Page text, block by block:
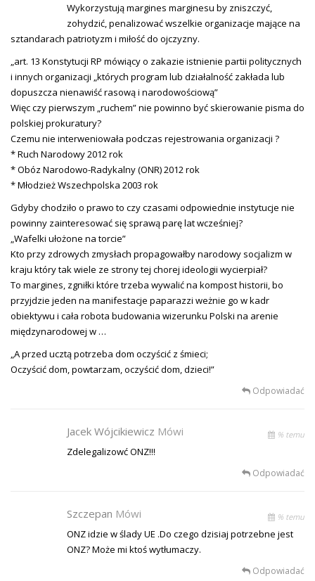
Wykorzystują margines marginesu by zniszczyć,
zohydzić, penalizować wszelkie organizacje mające na
sztandarach patriotyzm i miłość do ojczyzny.
„art. 13 Konstytucji RP mówiący o zakazie istnienie partii politycznych
i innych organizacji „których program lub działalność zakłada lub
dopuszcza nienawiść rasową i narodowościową”
Więc czy pierwszym „ruchem” nie powinno być skierowanie pisma do
polskiej prokuratury?
Czemu nie interweniowała podczas rejestrowania organizacji ?
* Ruch Narodowy 2012 rok
* Obóz Narodowo-Radykalny (ONR) 2012 rok
* Młodzież Wszechpolska 2003 rok
Gdyby chodziło o prawo to czy czasami odpowiednie instytucje nie
powinny zainteresować się sprawą parę lat wcześniej?
„Wafelki ułożone na torcie”
Kto przy zdrowych zmysłach propagowałby narodowy socjalizm w
kraju który tak wiele ze strony tej chorej ideologii wycierpiał?
To margines, zgniłki które trzeba wywalić na kompost historii, bo
przyjdzie jeden na manifestacje paparazzi weżnie go w kadr
obiektywu i cała robota budowania wizerunku Polski na arenie
międzynarodowej w …
„A przed ucztą potrzeba dom oczyścić z śmieci;
Oczyścić dom, powtarzam, oczyścić dom, dzieci!”
Odpowiadać
Jacek Wójcikiewicz Mówi % temu
Zdelegalizowć ONZ!!!
Odpowiadać
Szczepan Mówi % temu
ONZ idzie w ślady UE .Do czego dzisiaj potrzebne jest
ONZ? Może mi ktoś wytłumaczy.
Odpowiadać